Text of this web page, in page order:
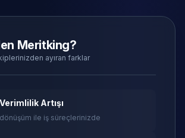
Meritking?
ayıran farklar
Artışı
ile iş süreçlerinizde